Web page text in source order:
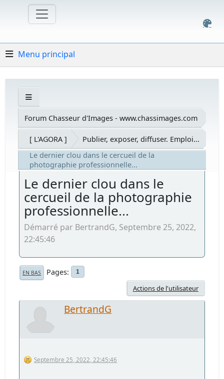
Menu principal
Forum Chasseur d'Images - www.chassimages.com
[ L'AGORA ]
Publier, exposer, diffuser. Emploi...
Le dernier clou dans le cercueil de la
photographie professionnelle...
Le dernier clou dans le
cercueil de la photographie
professionnelle...
Démarré par BertrandG, Septembre 25, 2022,
22:45:46
EN BAS Pages 1
Actions de l'utilisateur
BertrandG
Septembre 25, 2022, 22:45:46